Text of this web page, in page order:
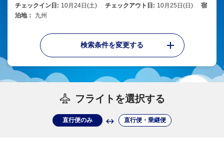
チェックイン日: 10月24日(土) チェックアウト日: 10月25日(日)
宿
泊地：
九州
検索条件を変更する
フライトを選択する
直行便のみ 直行便・乗継便